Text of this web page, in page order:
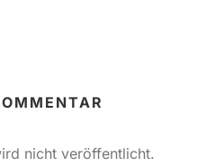
nicht veröffentlicht.